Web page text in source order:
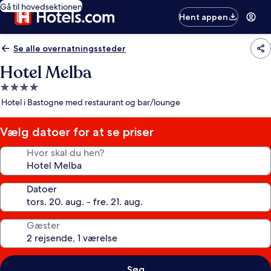
Gå til hovedsektionen
Hent appen
Se alle overnatningssteder
Hotel Melba
4.0-
stjernet
Hotel i Bastogne med restaurant og bar/lounge
Vælg datoer for at se priser
Hvor skal du hen?
Datoer
Gæster